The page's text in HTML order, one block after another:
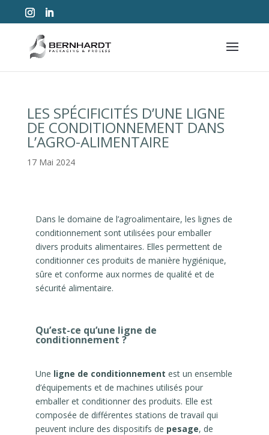
LES SPÉCIFICITÉS D’UNE LIGNE
DE CONDITIONNEMENT DANS
L’AGRO-ALIMENTAIRE
17 Mai 2024
Dans le domaine de l’agroalimentaire, les lignes de
conditionnement sont utilisées pour emballer
divers produits alimentaires. Elles permettent de
conditionner ces produits de manière hygiénique,
sûre et conforme aux normes de qualité et de
sécurité alimentaire.
Qu’est-ce qu’une ligne de
conditionnement ?
Une ligne de conditionnement est un ensemble
d’équipements et de machines utilisés pour
emballer et conditionner des produits. Elle est
composée de différentes stations de travail qui
peuvent inclure des dispositifs de pesage, de